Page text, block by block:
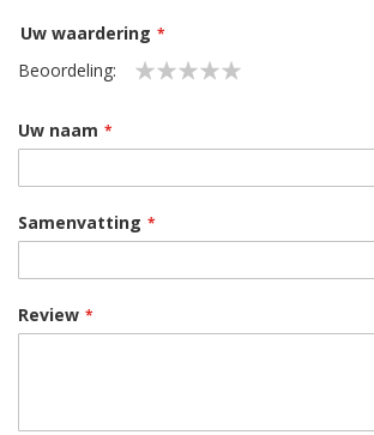
Uw waardering
Beoordeling:
Uw naam
Samenvatting
Review